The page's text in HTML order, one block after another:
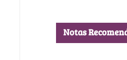
Notas